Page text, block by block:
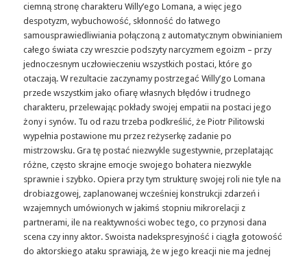
ciemną stronę charakteru Willy’ego Lomana, a więc jego
despotyzm, wybuchowość, skłonność do łatwego
samousprawiedliwiania połączoną z automatycznym obwinianiem
całego świata czy wreszcie podszyty narcyzmem egoizm – przy
jednoczesnym uczłowieczeniu wszystkich postaci, które go
otaczają. W rezultacie zaczynamy postrzegać Willy’go Lomana
przede wszystkim jako ofiarę własnych błędów i trudnego
charakteru, przelewając pokłady swojej empatii na postaci jego
żony i synów. Tu od razu trzeba podkreślić, że Piotr Pilitowski
wypełnia postawione mu przez reżyserkę zadanie po
mistrzowsku. Gra tę postać niezwykle sugestywnie, przeplatając
różne, często skrajne emocje swojego bohatera niezwykle
sprawnie i szybko. Opiera przy tym strukturę swojej roli nie tyle na
drobiazgowej, zaplanowanej wcześniej konstrukcji zdarzeń i
wzajemnych umówionych w jakimś stopniu mikrorelacji z
partnerami, ile na reaktywności wobec tego, co przynosi dana
scena czy inny aktor. Swoista nadekspresyjność i ciągła gotowość
do aktorskiego ataku sprawiają, że w jego kreacji nie ma jednej